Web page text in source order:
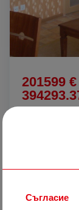
201599 €
Съгласие